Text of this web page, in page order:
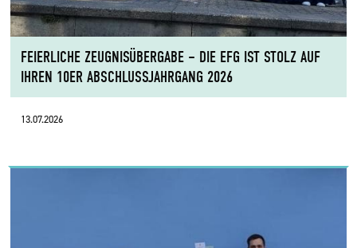
FEIERLICHE ZEUGNISÜBERGABE – DIE EFG IST STOLZ AUF
IHREN 10ER ABSCHLUSSJAHRGANG 2026
13.07.2026